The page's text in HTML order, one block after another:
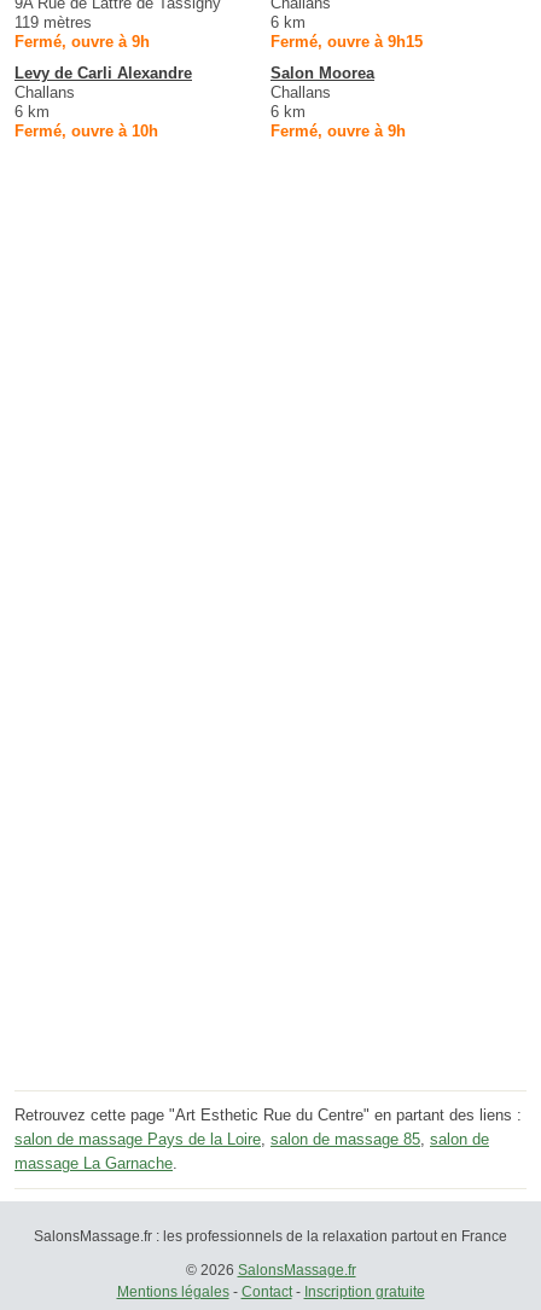
119 mètres
Fermé, ouvre à 9h
6 km
Fermé, ouvre à 9h15
Levy de Carli Alexandre
Challans
6 km
Fermé, ouvre à 10h
Salon Moorea
Challans
6 km
Fermé, ouvre à 9h
Retrouvez cette page "Art Esthetic Rue du Centre" en partant des liens :
salon de massage Pays de la Loire salon de massage 85 salon de
massage La Garnache
SalonsMassage.fr : les professionnels de la relaxation partout en France
© 2026 SalonsMassage.fr
Mentions légales- Contact- Inscription gratuite